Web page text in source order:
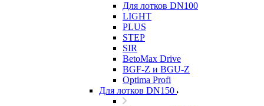
Для лотков DN100
LIGHT
PLUS
STEP
SIR
BetoMax Drive
BGF-Z и BGU-Z
Optima Profi
Для лотков DN150